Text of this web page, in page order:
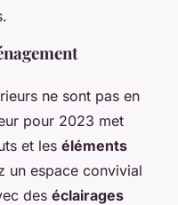
ne sont pas en
pour 2023 met
et les éléments
un espace convivial
des éclairages